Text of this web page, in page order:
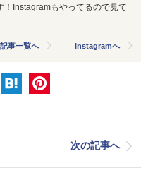
！Instagramもやってるので見て
記事一覧へ Instagramへ
次の記事へ